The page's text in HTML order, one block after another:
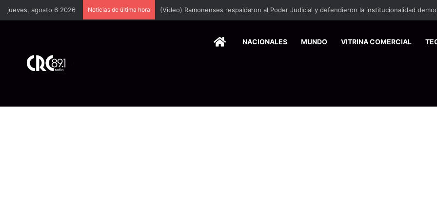
jueves, agosto 6 2026 Noticias de última hora
HOMENACIONALES MUNDO VITRINA COMERCIAL